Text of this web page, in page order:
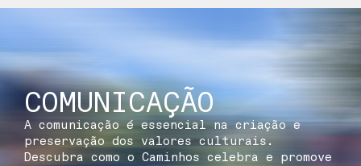
COMUNICAÇÃO
A comunicação é essencial na criação e
preservação dos valores culturais.
Descubra como o Caminhos celebra e promove